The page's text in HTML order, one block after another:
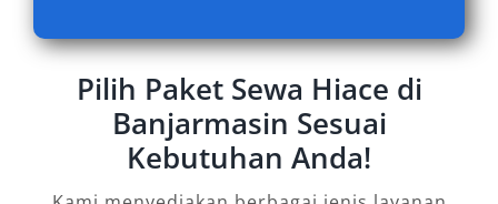
Banjarmasin terus meningkat seiring tingginya
aktivitas wisata dan bisnis di Kalimantan
Selatan. Keleluasaan ruang, fleksibilitas
layanan, kenyamanan berkendara, dan efisiensi
biaya menjadikan rental mobil Hiace
Banjarmasin sebagai pilihan strategis dalam
Pilih Paket Sewa Hiace di
Banjarmasin Sesuai
Kebutuhan Anda!